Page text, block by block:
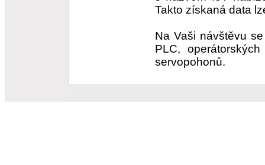
Takto získaná data
Na Vaši návštěvu
PLC,
servopohonů.